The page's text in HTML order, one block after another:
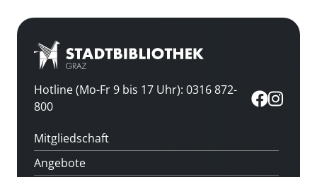
Hotline (Mo-Fr 9 bis 17 Uhr): 0316 872-
800
Mitgliedschaft
Angebote